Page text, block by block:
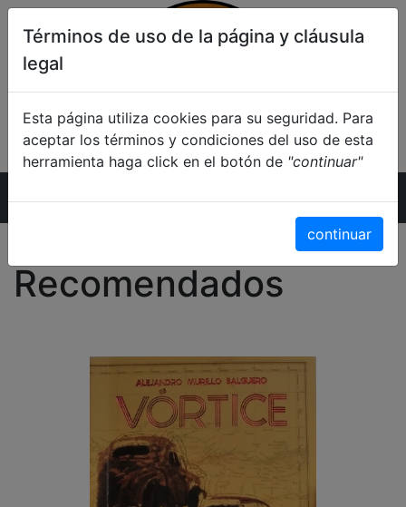
Inicio
Recomendados
Términos de uso de la página y cláusula
legal
Esta página utiliza cookies para su seguridad. Para
aceptar los términos y condiciones del uso de esta
herramienta haga click en el botón de "continuar"
continuar